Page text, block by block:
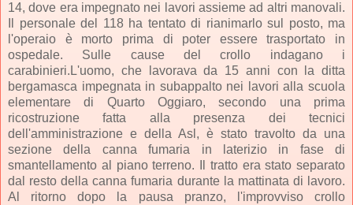
14, dove era impegnato nei lavori assieme ad altri manovali.
Il personale del 118 ha tentato di rianimarlo sul posto, ma
l'operaio è morto prima di poter essere trasportato in
ospedale. Sulle cause del crollo indagano i
carabinieri. L'uomo, che lavorava da 15 anni con la ditta
bergamasca impegnata in subappalto nei lavori alla scuola
elementare di Quarto Oggiaro, secondo una prima
ricostruzione fatta alla presenza dei tecnici
dell'amministrazione e della Asl, è stato travolto da una
sezione della canna fumaria in laterizio in fase di
smantellamento al piano terreno. Il tratto era stato separato
dal resto della canna fumaria durante la mattinata di lavoro.
Al ritorno dopo la pausa pranzo, l'improvviso crollo